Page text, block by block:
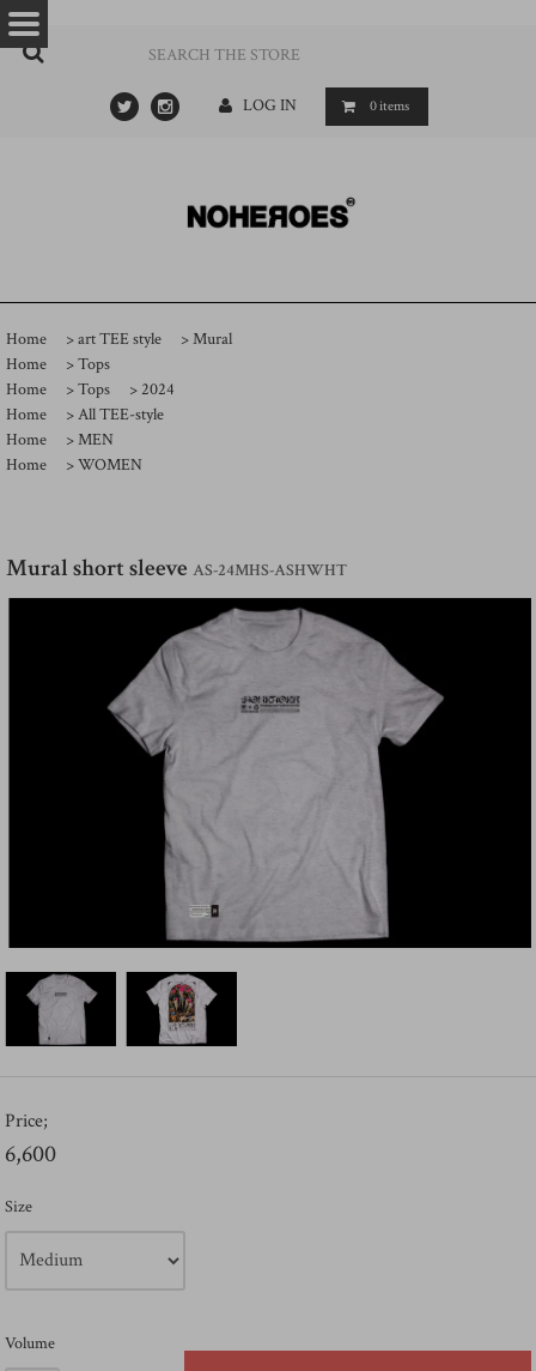
…- ->
LOG IN 0items
Home >art TEE style >Mural
Home
>Tops
Home
>Tops >2024
Home
>All TEE-style
Home
>MEN
Home
>WOMEN
Mural short sleeve AS-24MHS-ASHWHT
Price;
6,600
Size
Volume